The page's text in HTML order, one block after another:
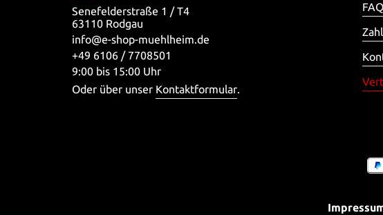
Senefelderstraße 1 / T4
63110 Rodgau
info@e-shop-muehlheim.de
+49 6106 / 7708501
9:00 bis 15:00 Uhr
Oder über unser Kontaktformular.
FAQ